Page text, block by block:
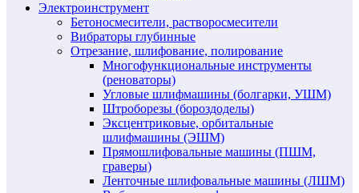
Электроинструмент
Бетоносмесители, растворосмесители
Вибраторы глубинные
Отрезание, шлифование, полирование
Многофункциональные инструменты
(реноваторы)
Угловые шлифмашины (болгарки, УШМ)
Штроборезы (бороздоделы)
Эксцентриковые, орбитальные
шлифмашины (ЭШМ)
Прямошлифовальные машины (ПШМ,
граверы)
Ленточные шлифовальные машины (ЛШМ)